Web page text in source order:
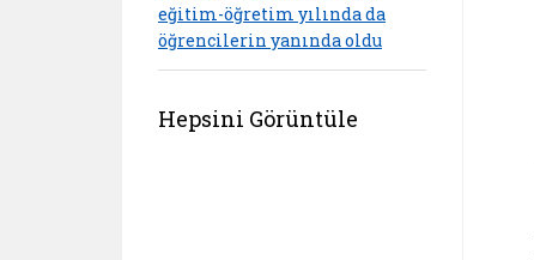
eğitim-öğretim yılında da
öğrencilerin yanında oldu
Hepsini Görüntüle